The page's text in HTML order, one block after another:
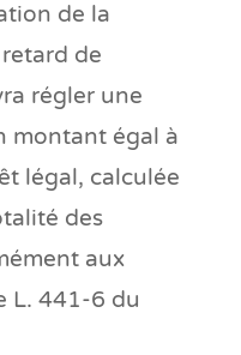
de la
de
régler une
montant égal à
légal, calculée
des
aux
L. 441-6 du